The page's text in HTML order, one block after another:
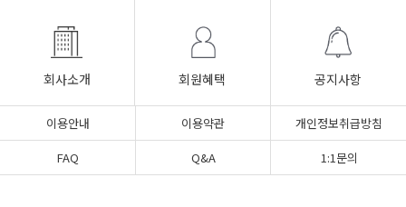
회사소개 회원혜택 공지사항
이용안내 이용약관
개인정보취급방침
FAQ
Q&A 1:1문의